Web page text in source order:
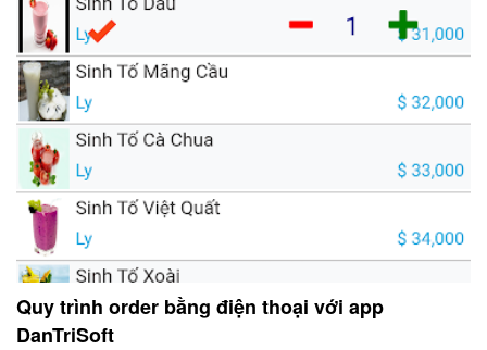
Quy trình order bằng điện thoại với app
DanTriSoft